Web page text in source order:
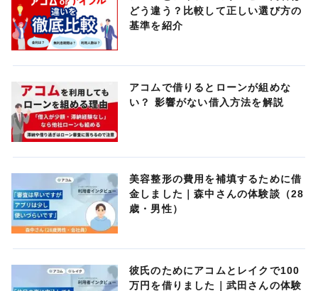
どう違う？比較して正しい選び方の
基準を紹介
アコムで借りるとローンが組めな
い？ 影響がない借入方法を解説
美容整形の費用を補填するために借
金しました｜森中さんの体験談（28
歳・男性）
彼氏のためにアコムとレイクで100
万円を借りました｜武田さんの体験